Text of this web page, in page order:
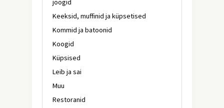
joogid
Keeksid, muffinid ja küpsetised
Kommid ja batoonid
Koogid
Küpsised
Leib ja sai
Muu
Restoranid